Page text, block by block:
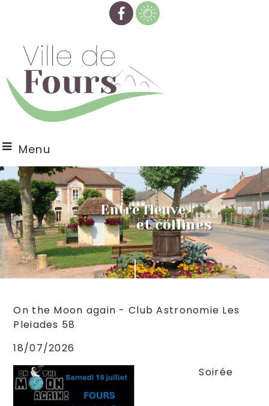
Menu
Entre fleuve
et collines
On the Moon again - Club Astronomie Les
Pleiades 58
18/07/2026
Soirée